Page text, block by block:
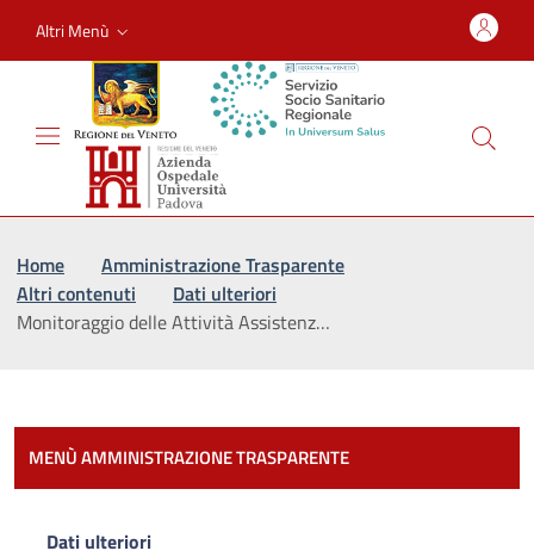
Altri Menù
Home
Amministrazione Trasparente
Altri contenuti
Dati ulteriori
Monitoraggio delle Attività Assistenz…
MENÙ AMMINISTRAZIONE TRASPARENTE
Dati ulteriori